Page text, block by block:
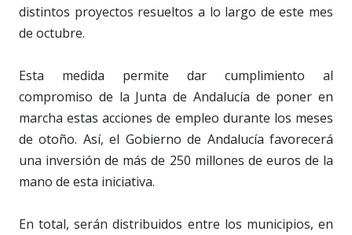
distintos proyectos resueltos a lo largo de este mes
de octubre.
Esta medida permite dar cumplimiento al
compromiso de la Junta de Andalucía de poner en
marcha estas acciones de empleo durante los meses
de otoño. Así, el Gobierno de Andalucía favorecerá
una inversión de más de 250 millones de euros de la
mano de esta iniciativa.
En total, serán distribuidos entre los municipios, en